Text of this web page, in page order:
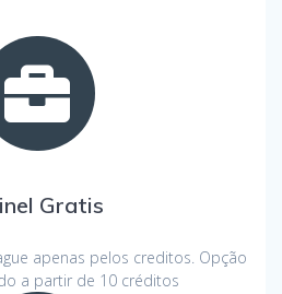
Gratis
apenas pelos creditos. Opção
a partir de 10 créditos